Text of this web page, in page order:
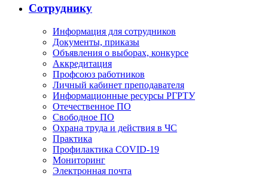
Сотруднику
Информация для сотрудников
Документы, приказы
Объявления о выборах, конкурсе
Аккредитация
Профсоюз работников
Личный кабинет преподавателя
Информационные ресурсы РГРТУ
Отечественное ПО
Свободное ПО
Охрана труда и действия в ЧС
Практика
Профилактика COVID-19
Мониторинг
Электронная почта